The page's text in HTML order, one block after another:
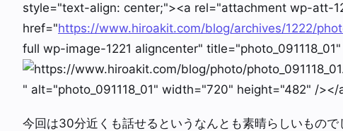
style="text-align: center;"><a rel="attachment wp-att-
href="https://www.hiroakit.com/blog/archives/1222/
full wp-image-1221 aligncenter"
" alt="photo_091118_01" width="720" height="482" /></
今回は30分近くも話せるというなんとも素晴らしいもの